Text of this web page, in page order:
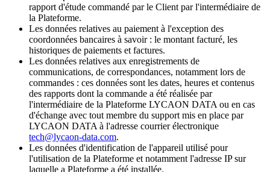
rapport d'étude commandé par le Client par l'intermédiaire de
la Plateforme.
Les données relatives au paiement à l'exception des
coordonnées bancaires à savoir : le montant facturé, les
historiques de paiements et factures.
Les données relatives aux enregistrements de
communications, de correspondances, notamment lors de
commandes : ces données sont les dates, heures et contenus
des rapports dont la commande a été réalisée par
l'intermédiaire de la Plateforme LYCAON DATA ou en cas
d'échange avec tout membre du support mis en place par
LYCAON DATA à l'adresse courrier électronique
tech@lycaon-data.com.
Les données d'identification de l'appareil utilisé pour
l'utilisation de la Plateforme et notamment l'adresse IP sur
laquelle a Plateforme a été installée.